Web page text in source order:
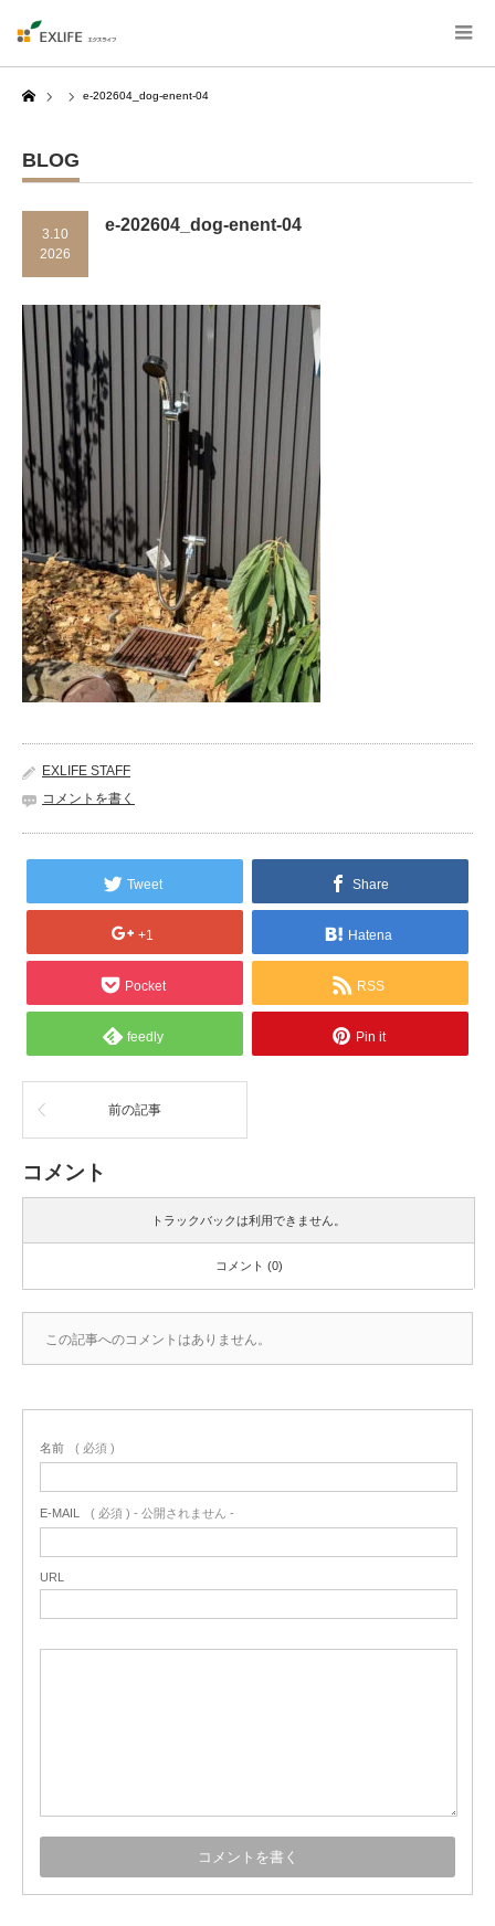
Home
e-202604_dog-enent-04
BLOG
3.10
2026
e-202604_dog-enent-04
EXLIFE STAFF
コメントを書く
Tweet Share
+1 Hatena
Pocket RSS
feedly Pin it
前の記事
コメント
トラックバックは利用できません。
コメント (0)
この記事へのコメントはありません。
名前 ( 必須 )
E-MAIL ( 必須 ) - 公開されません -
URL